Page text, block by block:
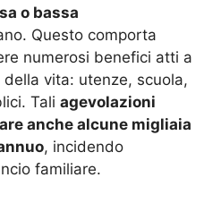
o bassa
Questo comporta
numerosi benefici atti a
vita: utenze, scuola,
Tali agevolazioni
anche alcune migliaia
, incidendo
familiare.